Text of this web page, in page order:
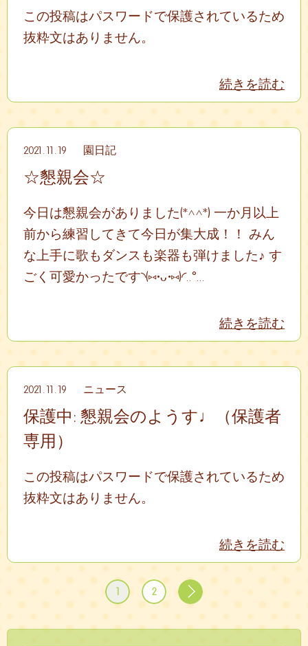
この投稿はパスワードで保護されているため
抜粋文はありません。
続きを読む
2021.11.19 園日記
☆懇親会☆
今日は懇親会がありました(*^^*) 一か月以上
前から練習してきて今日が集大成！！ みん
な上手に歌もダンスも楽器も弾けました♪ す
ごく可愛かったです◝(⑅•ᴗ•⑅)◜..°...
続きを読む
2021.11.19 ニュース
保護中: 懇親会のようす♩（保護者
専用）
この投稿はパスワードで保護されているため
抜粋文はありません。
続きを読む
1 2